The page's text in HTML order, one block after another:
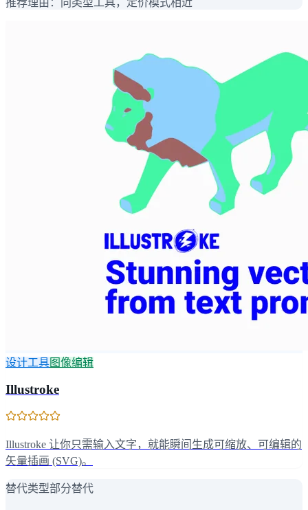
设计工具图像编辑
Illustroke
Illustroke 让你只需输入文字，就能瞬间生成可缩放、可编辑的
矢量插画 (SVG)。
替代类型部分替代